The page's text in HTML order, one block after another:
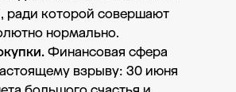
ради которой совершают
нормально.
Финансовая сфера
взрыву: 30 июня